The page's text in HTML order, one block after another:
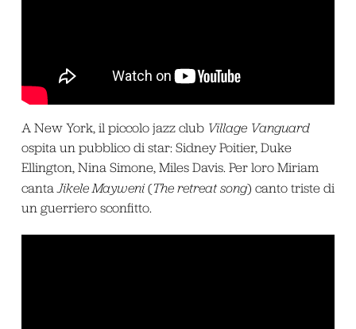
A New York, il piccolo jazz club Village Vanguard
ospita un pubblico di star: Sidney Poitier, Duke
Ellington, Nina Simone, Miles Davis. Per loro Miriam
cantaJikele Mayweni(The retreat song) canto triste di
un guerriero sconfitto.